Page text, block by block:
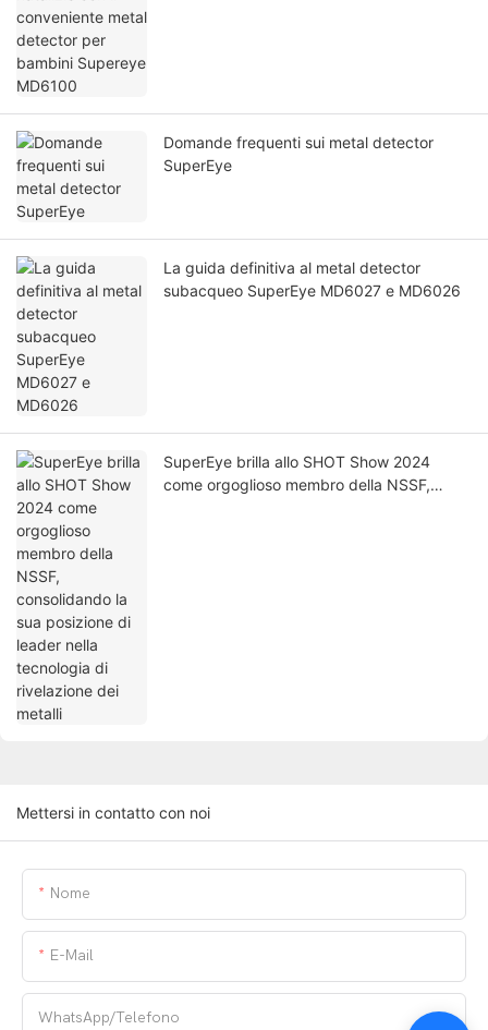
Domande frequenti sui metal detector
SuperEye
La guida definitiva al metal detector
subacqueo SuperEye MD6027 e MD6026
SuperEye brilla allo SHOT Show 2024
come orgoglioso membro della NSSF,
Mettersi in contatto con noi
Nome
E-Mail
WhatsApp/telefono